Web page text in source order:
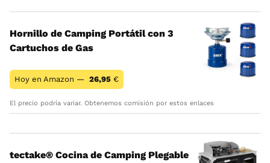
Hornillo de Camping Portátil con 3
Cartuchos de Gas
Hoy en Amazon — 26,95 €
El precio podría variar. Obtenemos comisión por estos enlaces
tectake® Cocina de Camping Plegable